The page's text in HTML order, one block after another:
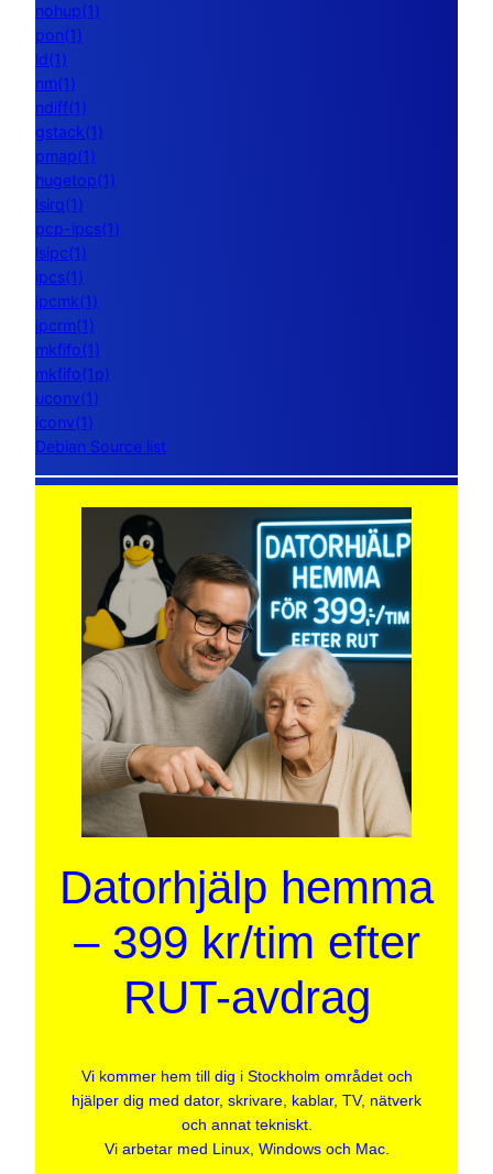
nohup(1)
pon(1)
ld(1)
nm(1)
ndiff(1)
gstack(1)
pmap(1)
hugetop(1)
lsirq(1)
pcp-ipcs(1)
lsipc(1)
ipcs(1)
ipcmk(1)
ipcrm(1)
mkfifo(1)
mkfifo(1p)
uconv(1)
iconv(1)
Debian Source list
Datorhjälp hemma
– 399 kr/tim efter
RUT-avdrag
Vi kommer hem till dig i Stockholm området och
hjälper dig med dator, skrivare, kablar, TV, nätverk
och annat tekniskt.
Vi arbetar med Linux, Windows och Mac.